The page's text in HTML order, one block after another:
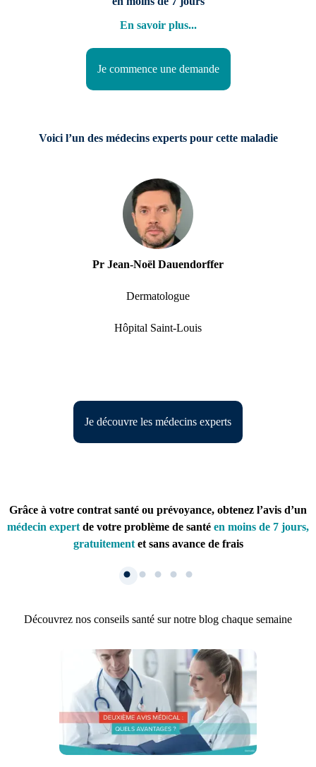
En savoir plus...
Je commence une demande
Voici l’un des médecins experts pour cette maladie
Pr Jean-Noël Dauendorffer
Dermatologue
Hôpital Saint-Louis
Je découvre les médecins experts
Grâce à votre contrat santé ou prévoyance, obtenez l’avis d’un
médecin expert de votre problème de santé en moins de 7 jours,
gratuitementet sans avance de frais
1. Inscription
Créez un compte et récupérez votre dossier médical en parallèle
Découvrez nos conseils santé sur notre blog chaque semaine